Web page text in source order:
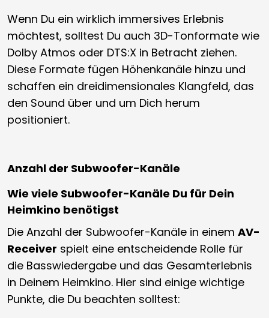
Wenn Du ein wirklich immersives Erlebnis
möchtest, solltest Du auch 3D-Tonformate wie
Dolby Atmos oder DTS:X in Betracht ziehen.
Diese Formate fügen Höhenkanäle hinzu und
schaffen ein dreidimensionales Klangfeld, das
den Sound über und um Dich herum
positioniert.
Anzahl der Subwoofer-Kanäle
Wie viele Subwoofer-Kanäle Du für Dein
Heimkino benötigst
Die Anzahl der Subwoofer-Kanäle in einem AV-
Receiver spielt eine entscheidende Rolle für
die Basswiedergabe und das Gesamterlebnis
in Deinem Heimkino. Hier sind einige wichtige
Punkte, die Du beachten solltest: